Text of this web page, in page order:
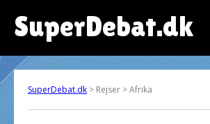
SuperDebat.dk
SuperDebat.dk > Rejser > Afrika